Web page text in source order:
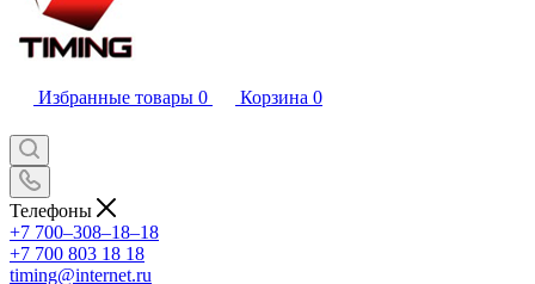
Избранные товары 0 Корзина 0
Телефоны
+7 700‒308‒18‒18
+7 700 803 18 18
timing@internet.ru